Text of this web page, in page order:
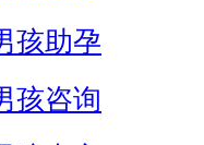
孩助孕
孩咨询